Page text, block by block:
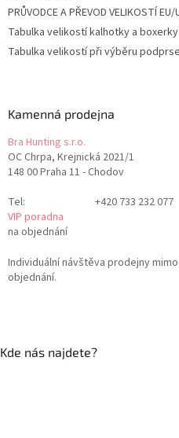
PRŮVODCE A PŘEVOD VELIKOSTÍ
Tabulka velikostí kalhotky a boxerky
Tabulka velikostí při výběru
Kamenná prodejna
Bra Hunting s.r.o.
OC Chrpa, Krejnická 2021/1
148 00 Praha 11 - Chodov
Tel:
+420 733 232 077
VIP poradna
na objednání
Individuální návštěva prodejny
objednání.
Kde nás najdete?